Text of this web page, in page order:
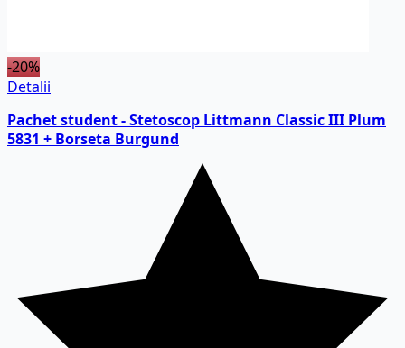
-20%
Detalii
Pachet student - Stetoscop Littmann Classic III Plum
5831 + Borseta Burgund